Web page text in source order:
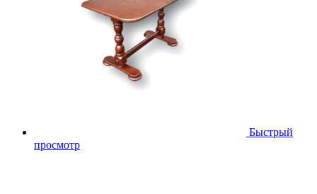
Быстрый
просмотр